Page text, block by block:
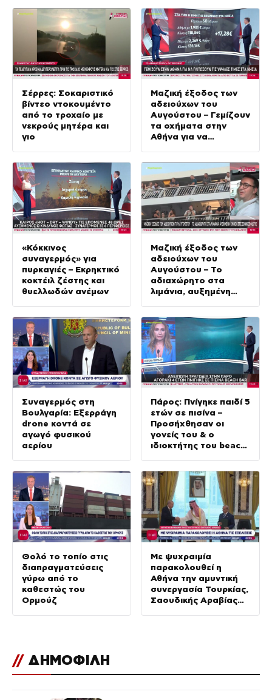
Σέρρες: Σοκαριστικό
βίντεο ντοκουμέντο
από το τροχαίο με
νεκρούς μητέρα και
γιο
Μαζική έξοδος των
αδειούχων του
Αυγούστου – Γεμίζουν
τα οχήματα στην
Αθήνα για να
«Κόκκινος
συναγερμός» για
πυρκαγιές – Εκρηκτικό
κοκτέιλ ζέστης και
θυελλωδών ανέμων
Μαζική έξοδος των
αδειούχων του
Αυγούστου – Το
αδιαχώρητο στα
λιμάνια, αυξημένη
Συναγερμός στη
Βουλγαρία: Εξερράγη
drone κοντά σε
αγωγό φυσικού
αερίου
Πάρος: Πνίγηκε παιδί 5
ετών σε πισίνα –
Προσήχθησαν οι
γονείς του & ο
ιδιοκτήτης του beach
Θολό το τοπίο στις
διαπραγματεύσεις
γύρω από το
καθεστώς του
Ορμούζ
Με ψυχραιμία
παρακολουθεί η
Αθήνα την αμυντική
συνεργασία Τουρκίας,
Σαουδικής Αραβίας
// ΔΗΜΟΦΙΛΗ